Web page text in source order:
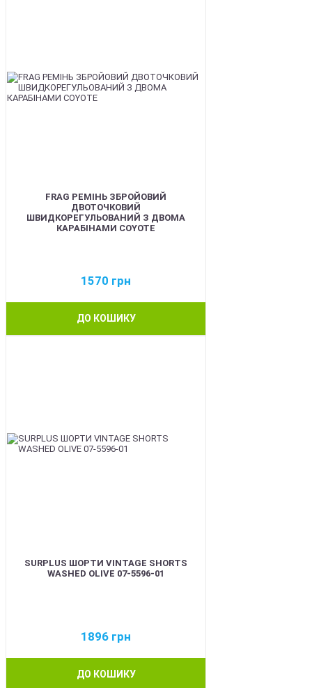
FRAG РЕМІНЬ ЗБРОЙОВИЙ
ДВОТОЧКОВИЙ
ШВИДКОРЕГУЛЬОВАНИЙ З ДВОМА
КАРАБІНАМИ COYOTE
1570 грн
ДО КОШИКУ
SURPLUS ШОРТИ VINTAGE SHORTS
WASHED OLIVE 07-5596-01
1896 грн
ДО КОШИКУ